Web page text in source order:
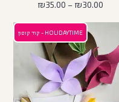
₪30.00
–
₪35.00
HOLIDAYTIME - קוד קופון